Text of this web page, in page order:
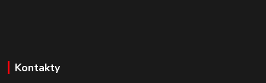
Kontakty